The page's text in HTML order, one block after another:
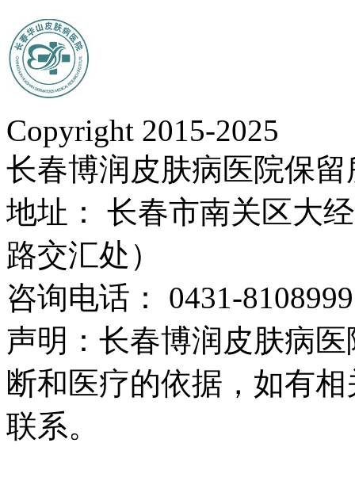
Copyright 2015-2025
长春博润皮肤病医院保
地址： 长春市南关区大
路交汇处）
咨询电话： 0431-
声明：长春博润皮肤病
断和医疗的依据，如有
联系。